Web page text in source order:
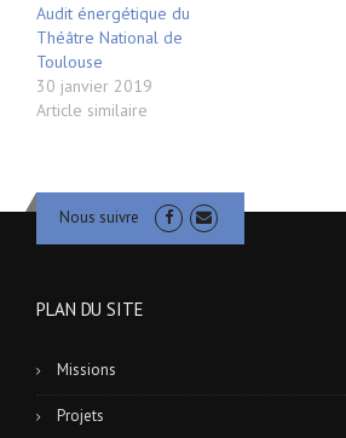
Audit énergétique du
Théâtre National de
Toulouse
30 janvier 2019
Article similaire
Nous suivre
PLAN DU SITE
Missions
Projets